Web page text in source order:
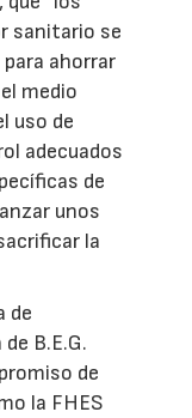
sanitario se
ahorrar
medio
uso de
adecuados
de
unos
la
de
B.E.G.
de
la FHES